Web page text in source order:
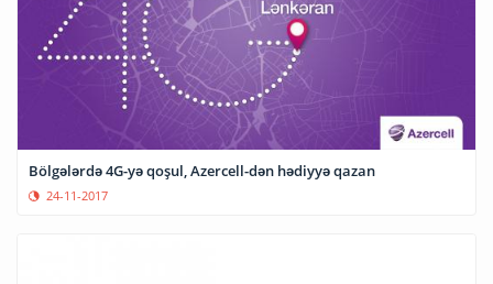
Bölgələrdə 4G-yə qoşul, Azercell-dən hədiyyə qazan
24-11-2017